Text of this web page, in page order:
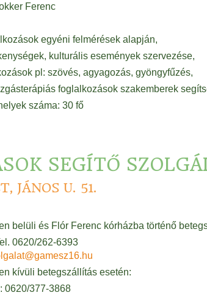
Ferenc
egyéni felmérések alapján,
kulturális események szervezése,
pl: szövés, agyagozás, gyöngyfűzés,
foglalkozások szakemberek
száma: 30 fő
SEGÍTŐ
JÁNOS U. 51.
belüli és Flór Ferenc kórházba történő
0620/262-6393
kívüli betegszállítás esetén:
0620/377-3868